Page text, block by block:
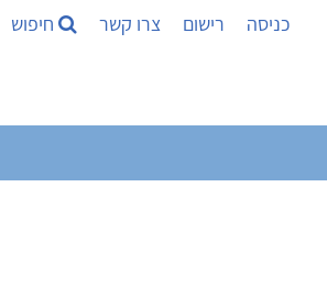
כניסה רישום צרו קשר חיפוש